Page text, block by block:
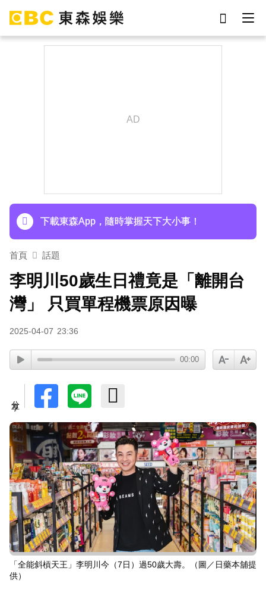
下載東森App，隨時掌握天下大小事！
首頁 話題
李明川50歲生日禮竟是「離開台
灣」 只買單程機票原因曝
2025-04-07 23:36
00:00
「全能斜槓天王」李明川今（7日）過50歲大壽。（圖／日藥本舖提
供）